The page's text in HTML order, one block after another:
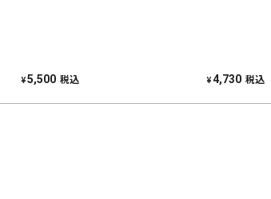
¥5,500 税込 ¥4,730 税込